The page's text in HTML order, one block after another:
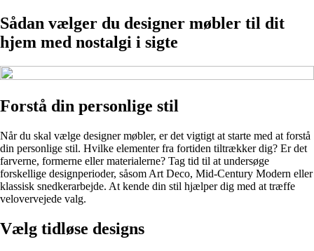
Sådan vælger du designer møbler til dit
hjem med nostalgi i sigte
Forstå din personlige stil
Når du skal vælge designer møbler, er det vigtigt at starte med at forstå
din personlige stil. Hvilke elementer fra fortiden tiltrækker dig? Er det
farverne, formerne eller materialerne? Tag tid til at undersøge
forskellige designperioder, såsom Art Deco, Mid-Century Modern eller
klassisk snedkerarbejde. At kende din stil hjælper dig med at træffe
velovervejede valg.
Vælg tidløse designs